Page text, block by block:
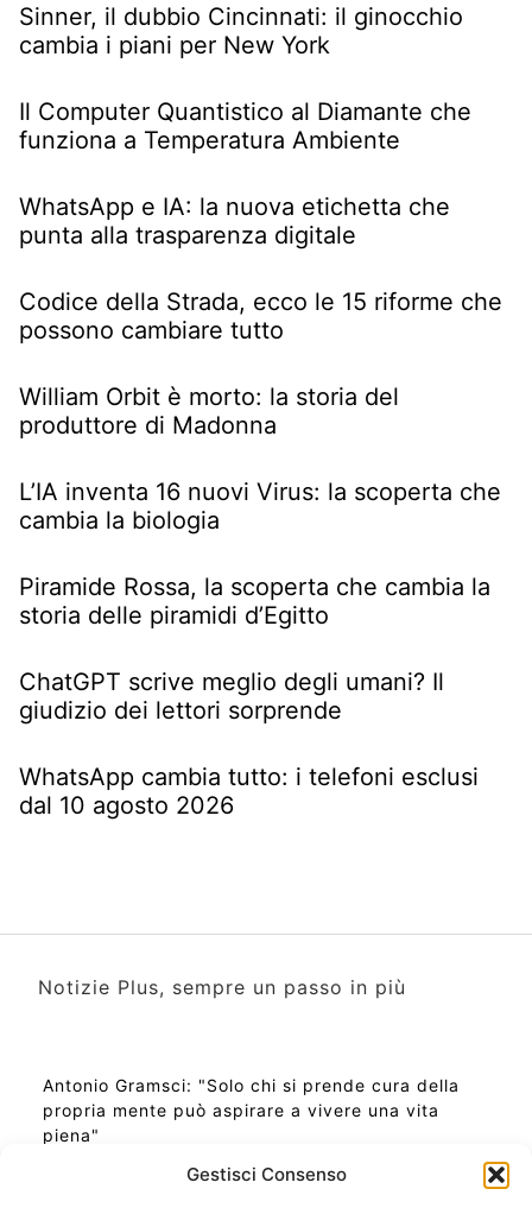
Gestisci Consenso
Sinner, il dubbio Cincinnati: il ginocchio
cambia i piani per New York
Il Computer Quantistico al Diamante che
funziona a Temperatura Ambiente
WhatsApp e IA: la nuova etichetta che
punta alla trasparenza digitale
Codice della Strada, ecco le 15 riforme che
possono cambiare tutto
William Orbit è morto: la storia del
produttore di Madonna
L’IA inventa 16 nuovi Virus: la scoperta che
cambia la biologia
Piramide Rossa, la scoperta che cambia la
storia delle piramidi d’Egitto
ChatGPT scrive meglio degli umani? Il
giudizio dei lettori sorprende
WhatsApp cambia tutto: i telefoni esclusi
dal 10 agosto 2026
Notizie Plus, sempre un passo in più
Antonio Gramsci: "Solo chi si prende cura della
propria mente può aspirare a vivere una vita
piena"